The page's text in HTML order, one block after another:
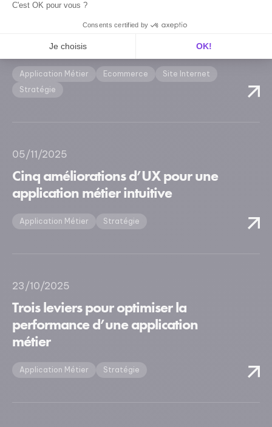
C'est OK pour vous ?
Consents certified by
Je choisis OK!
Axeptio consent
Plateforme de Gestion du Consentement : Personnalisez vos
Notre plateforme vous permet d'adapter et de gérer vos
Marketing vs IT : comment aligner
vos équipes autour d’un projet
digital
Application Métier Ecommerce
Site Internet
Stratégie
05/11/2025
Cinq améliorations d’UX pour une
application métier intuitive
Application Métier Stratégie
23/10/2025
Trois leviers pour optimiser la
performance d’une application
métier
Application Métier Stratégie